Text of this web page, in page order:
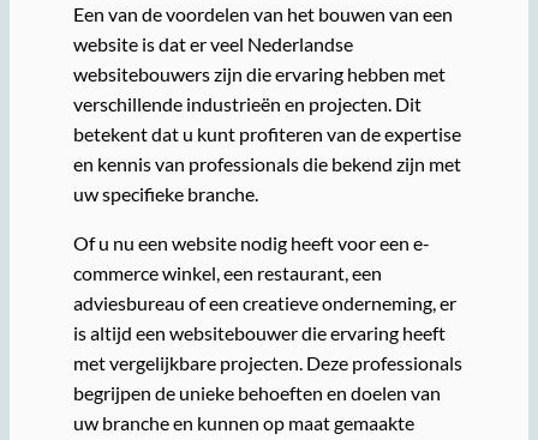
Een van de voordelen van het bouwen van een
website is dat er veel Nederlandse
websitebouwers zijn die ervaring hebben met
verschillende industrieën en projecten. Dit
betekent dat u kunt profiteren van de expertise
en kennis van professionals die bekend zijn met
uw specifieke branche.
Of u nu een website nodig heeft voor een e-
commerce winkel, een restaurant, een
adviesbureau of een creatieve onderneming, er
is altijd een websitebouwer die ervaring heeft
met vergelijkbare projecten. Deze professionals
begrijpen de unieke behoeften en doelen van
uw branche en kunnen op maat gemaakte